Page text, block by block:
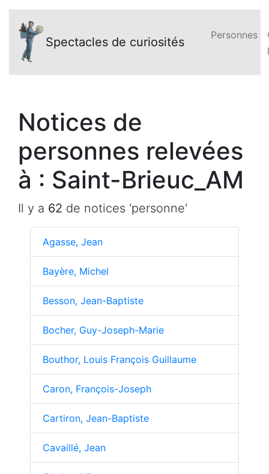
Spectacles de curiosités Personnes
Notices de
personnes relevées
à : Saint-Brieuc_AM
Il y a 62 de notices 'personne'
Agasse, Jean
Bayère, Michel
Besson, Jean-Baptiste
Bocher, Guy-Joseph-Marie
Bouthor, Louis François Guillaume
Caron, François-Joseph
Cartiron, Jean-Baptiste
Cavaillé, Jean